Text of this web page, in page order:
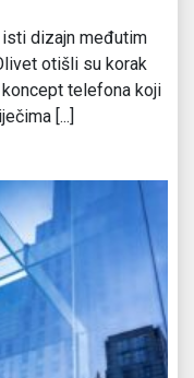
dizajn međutim
otišli su korak
telefona koji
[...]